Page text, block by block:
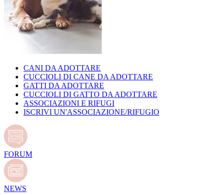
CANI DA ADOTTARE
CUCCIOLI DI CANE DA ADOTTARE
GATTI DA ADOTTARE
CUCCIOLI DI GATTO DA ADOTTARE
ASSOCIAZIONI E RIFUGI
ISCRIVI UN'ASSOCIAZIONE/RIFUGIO
FORUM
NEWS